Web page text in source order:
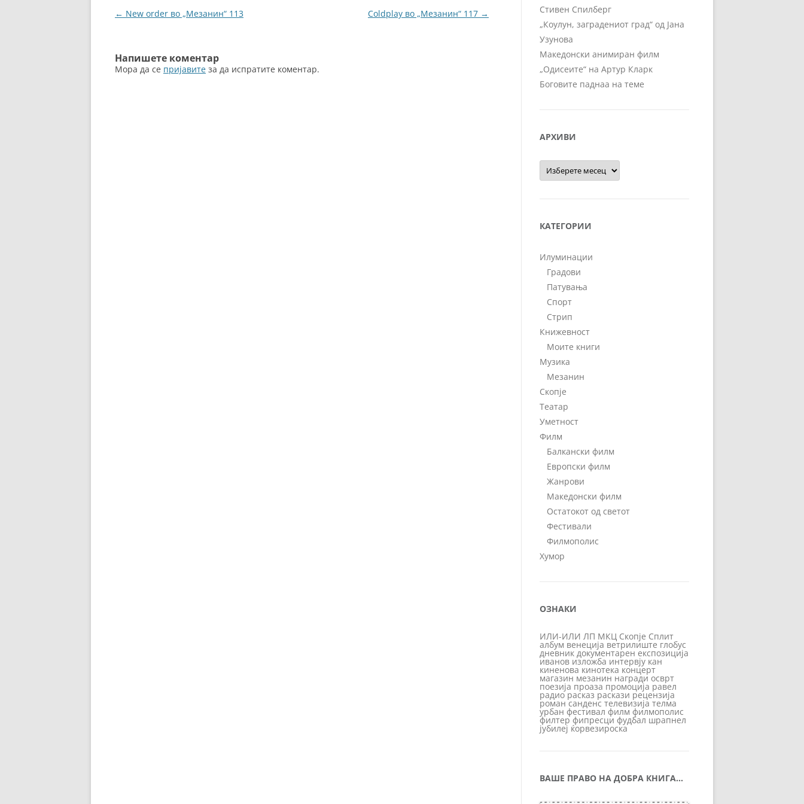
b
o
k
n
g
Навигација
← New order во „Мезанин“ 113 Coldplay во „Мезанин“ 117 →
Напишете коментар
Мора да се пријавите за да испратите коментар.
Стивен Спилберг
„Коулун, заградениот град“ од Јана
Узунова
Македонски анимиран филм
„Одисеите“ на Артур Кларк
Боговите паднаа на теме
АРХИВИ
Архиви
КАТЕГОРИИ
Илуминации
Градови
Патувања
Спорт
Стрип
Книжевност
Моите книги
Музика
Мезанин
Скопје
Театар
Уметност
Филм
Балкански филм
Европски филм
Жанрови
Македонски филм
Остатокот од светот
Фестивали
Филмополис
Хумор
ОЗНАКИ
ИЛИ-ИЛИ ЛП МКЦ Скопје Сплит
албум венеција ветрилиште глобус
дневник документарен експозиција
иванов изложба интервју кан
киненова кинотека концерт
магазин мезанин награди осврт
поезија проаза промоција равел
радио расказ раскази рецензија
роман санденс телевизија телма
урбан фестивал филм филмополис
филтер фипресци фудбал шрапнел
јубилеј ќорвезироска
ВАШЕ ПРАВО НА ДОБРА КНИГА…